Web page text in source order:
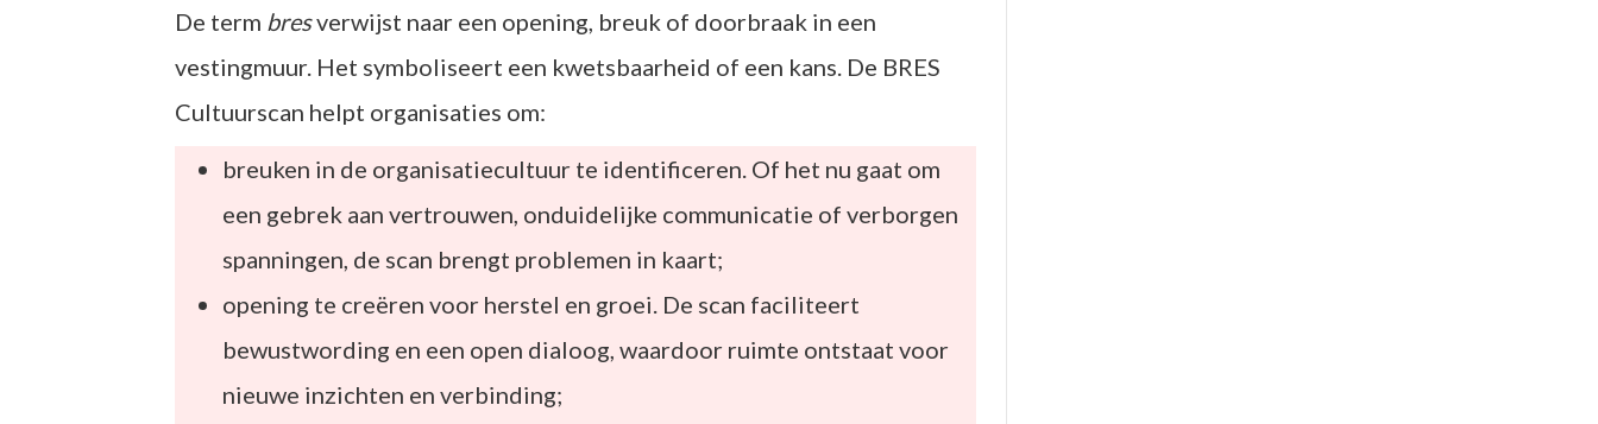
De term bresverwijst naar een opening, breuk of doorbraak in een
vestingmuur. Het symboliseert een kwetsbaarheid of een kans. De BRES
Cultuurscan helpt organisaties om:
breuken in de organisatiecultuur te identificeren. Of het nu gaat om
een gebrek aan vertrouwen, onduidelijke communicatie of verborgen
spanningen, de scan brengt problemen in kaart;
opening te creëren voor herstel en groei. De scan faciliteert
bewustwording en een open dialoog, waardoor ruimte ontstaat voor
nieuwe inzichten en verbinding;